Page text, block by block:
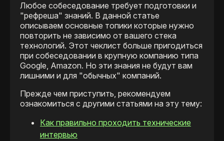
Любое собеседование требует подготовки и
"рефреша" знаний. В данной статье
описываем основные топики которые нужно
повторить не зависимо от вашего стека
технологий. Этот чеклист больше пригодиться
при собеседовании в крупную компанию типа
Google, Amazon. Но эти знания не будут вам
лишними и для "обычных" компаний.
Прежде чем приступить, рекомендуем
ознакомиться с другими статьями на эту тему:
Как правильно проходить технические
интервью